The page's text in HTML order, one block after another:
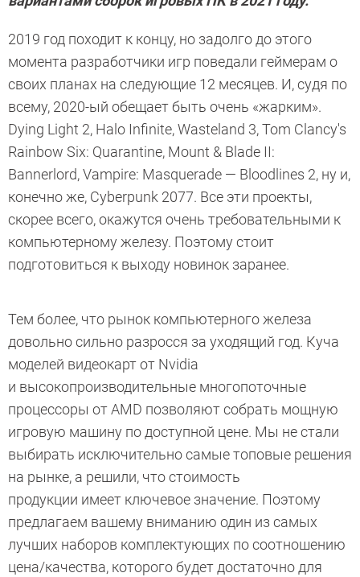
2019 год походит к концу, но задолго до этого
момента разработчики игр поведали геймерам о
своих планах на следующие 12 месяцев. И, судя по
всему, 2020-ый обещает быть очень «жарким».
Dying Light 2, Halo Infinite, Wasteland 3, Tom Clancy's
Rainbow Six: Quarantine, Mount & Blade II:
Bannerlord, Vampire: Masquerade — Bloodlines 2, ну и,
конечно же, Cyberpunk 2077. Все эти проекты,
скорее всего, окажутся очень требовательными к
компьютерному железу. Поэтому стоит
подготовиться к выходу новинок заранее.
Тем более, что рынок компьютерного железа
довольно сильно разросся за уходящий год. Куча
моделей видеокарт от Nvidia
и высокопроизводительные многопоточные
процессоры от AMD позволяют собрать мощную
игровую машину по доступной цене. Мы не стали
выбирать исключительно самые топовые решения
на рынке, а решили, что стоимость
продукции имеет ключевое значение. Поэтому
предлагаем вашему вниманию один из самых
лучших наборов комплектующих по соотношению
цена/качества, которого будет достаточно для